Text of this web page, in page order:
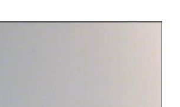
Was wir für Sie tun